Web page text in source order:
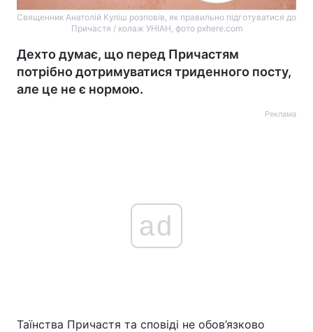
Священник Анатолій Куліш розповів, як правильно підготуватися до
Причастя / колаж УНІАН, фото pxhere.com
Дехто думає, що перед Причастям
потрібно дотримуватися триденного посту,
але це не є нормою.
Реклама
ad
Таїнства Причастя та сповіді не обов’язково